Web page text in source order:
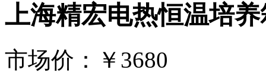
上海精宏电热恒温培养
市场价：
￥3680